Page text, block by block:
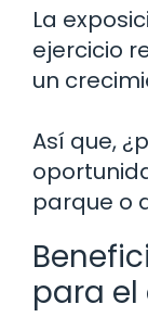
La
ejercicio
un
Así que,
parque o
para el